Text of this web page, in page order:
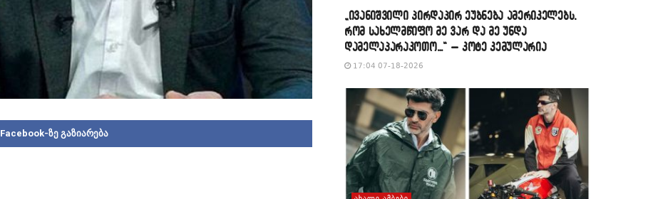
Facebook-ზე გაზიარება
„ივანიშვილი პირდაპირ ეუბნება ამერიკელებს,
რომ სახელმწიფო მე ვარ და მე უნდა
დამელაპარაკოთო…“ – კოტე კემულარია
17:04 07-18-2026